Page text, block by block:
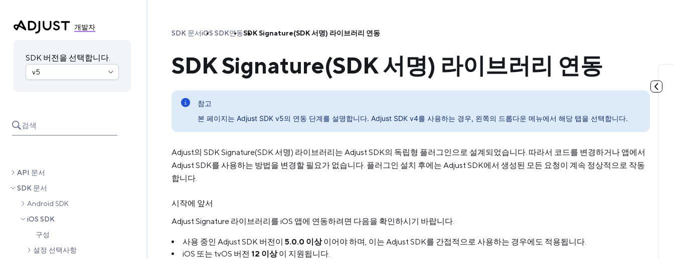
개발자
SDK 버전을 선택합니다.
검색
API 문서
SDK 문서
Android SDK
iOS SDK
구성
설정 선택사항
SDK 문서iOS SDK연동SDK Signature(SDK 서명) 라이브러리 연동
SDK Signature(SDK 서명) 라이브러리 연동
참고
본 페이지는 Adjust SDK v5의 연동 단계를 설명합니다. Adjust SDK v4를 사용하는 경우, 왼쪽의 드롭다운 메뉴에서 해당 탭을 선택합니다.
Adjust의 SDK Signature(SDK 서명) 라이브러리는 Adjust SDK의 독립형 플러그인으로 설계되었습니다. 따라서 코드를 변경하거나 앱에서
Adjust SDK를 사용하는 방법을 변경할 필요가 없습니다. 플러그인 설치 후에는 Adjust SDK에서 생성된 모든 요청이 계속 정상적으로 작동
합니다.
시작에 앞서
Adjust Signature 라이브러리를 iOS 앱에 연동하려면 다음을 확인하시기 바랍니다.
사용 중인 Adjust SDK 버전이 5.0.0 이상이어야 하며, 이는 Adjust SDK를 간접적으로 사용하는 경우에도 적용됩니다.
iOS 또는 tvOS 버전 12 이상이 지원됩니다.